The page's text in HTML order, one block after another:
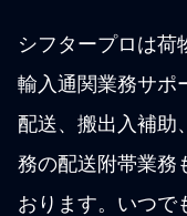
シフタープロは荷
輸入通関業務サポ
配送、搬出入補助
務の配送附帯業務
おります。いつで